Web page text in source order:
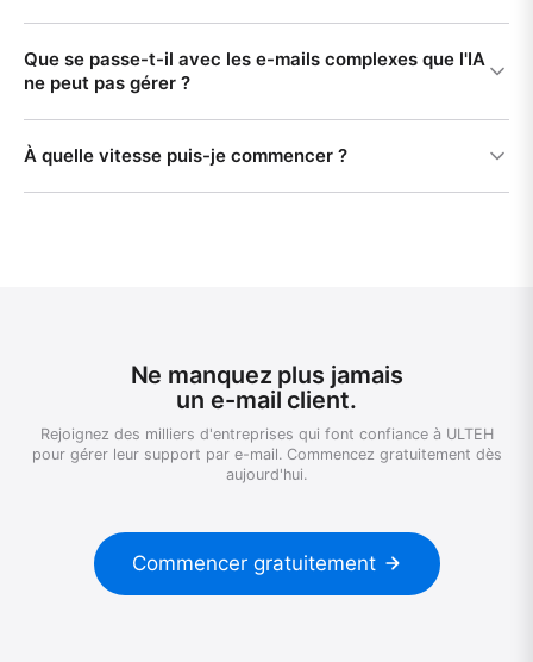
Que se passe-t-il avec les e-mails complexes que l'IA
ne peut pas gérer ?
À quelle vitesse puis-je commencer ?
Ne manquez plus jamais
un e-mail client.
Rejoignez des milliers d'entreprises qui font confiance à ULTEH
pour gérer leur support par e-mail. Commencez gratuitement dès
aujourd'hui.
Commencer gratuitement